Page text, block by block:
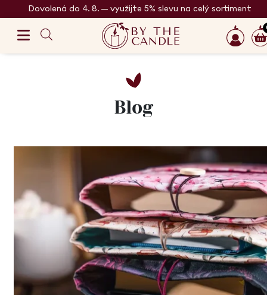
Dovolená do 4. 8. – využijte 5% slevu na celý sortiment
Blog